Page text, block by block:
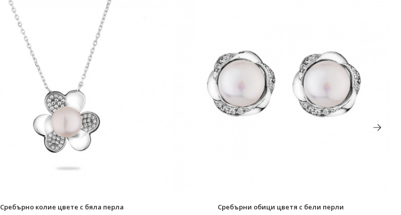
Сребърно колие цвете с бяла перла Сребърни обици цветя с бели перли